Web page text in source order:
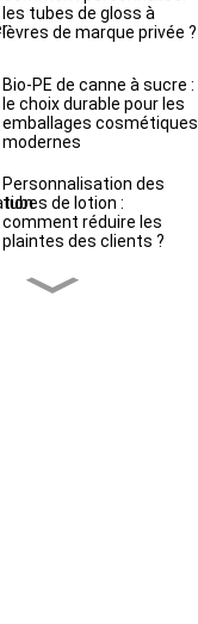
les tubes de gloss à
lèvres de marque privée ?
Bio-PE de canne à sucre :
le choix durable pour les
emballages cosmétiques
modernes
Personnalisation des
tubes de lotion :
comment réduire les
plaintes des clients ?
Tubes souples ABL vs